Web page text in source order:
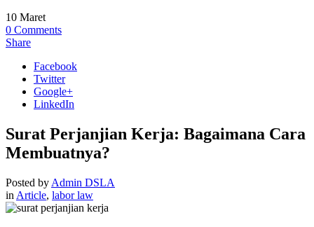
10 Maret
0 Comments
Share
Facebook
Twitter
Google+
LinkedIn
Surat Perjanjian Kerja: Bagaimana Cara
Membuatnya?
Posted by Admin DSLA
in Article, labor law